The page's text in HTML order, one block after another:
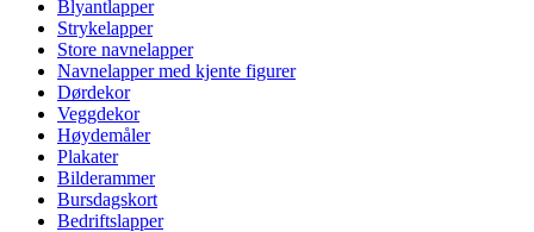
Blyantlapper
Strykelapper
Store navnelapper
Navnelapper med kjente figurer
Dørdekor
Veggdekor
Høydemåler
Plakater
Bilderammer
Bursdagskort
Bedriftslapper